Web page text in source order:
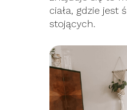
ciała, gdzie jest
stojących.